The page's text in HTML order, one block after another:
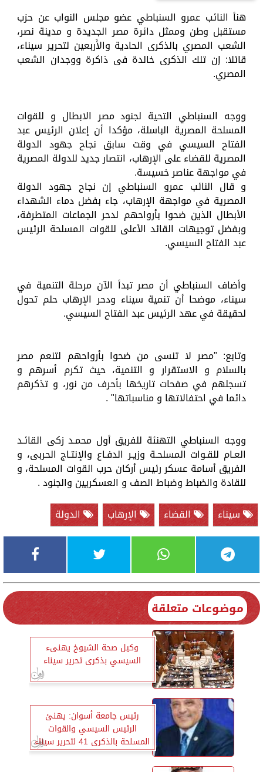
هنأ النائب عمرو السنباطي عضو مجلس النواب عن حزب
مستقبل وطن وممثل دائرة مصر الجديدة و مدينة نصر،
الشعب المصري بالذكرى الحادية والأَربعين لتحرير سيناء،
قائلا: إن تلك الذكرى خالدة فى ذاكرة ووجدان الشعب
المصري.
ووجه السنباطي التحية لجنود مصر الابطال و للقوات
المسلحة المصرية الباسلة، مؤكدا أن إعلان الرئيس عبد
الفتاح السيسي في وقت سابق نجاح جهود الدولة
المصرية للقضاء على الإرهاب، انتصار جديد للدولة المصرية
في مواجهة عناصر خسيسة.
و قال النائب عمرو السنباطي إن نجاح جهود الدولة
المصرية في مواجهة الإرهاب، جاء بفضل دماء الشهداء
الأبطال الذين ضحوا بأرواحهم لدحر الجماعات المتطرفة،
وبفضل توجيهات القائد الأعلى للقوات المسلحة الرئيس
عبد الفتاح السيسي.
وأضاف السنباطي أن مصر تبدأ الآن مرحلة التنمية في
سيناء، موضحا أن تنمية سيناء ودحر الإرهاب حلم تحول
لحقيقة في عهد الرئيس عبد الفتاح السيسي.
وتابع: "مصر لا تنسى من ضحوا بأرواحهم لتنعم مصر
بالسلام و الاستقرار و التنمية، حيث تكرم أسرهم و
تسجلهم في صفحات تاريخها بأحرف من نور، و تذكرهم
دائما في احتفالاتها و مناسباتها" .
ووجه السنباطي التهنئة للفريق أول محمـد زكى القائـد
العـام للقـوات المسلحـة وزيـر الدفـاع والإنتـاج الحربى، و
الفريق أسامة عسكر رئيس أركان حرب القوات المسلحة، و
للقادة والضباط وضباط الصف و العسكريين والجنود .
سيناء
القضاء الإرهاب الدولة
موضوعات متعلقة
وكيل صحة الشيوخ يهنىء
السيسي بذكرى تحرير سيناء
رئيس جامعة أسوان: يهنئ
الرئيس السيسي والقوات
المسلحة بالذكرى 41 لتحرير سيناء